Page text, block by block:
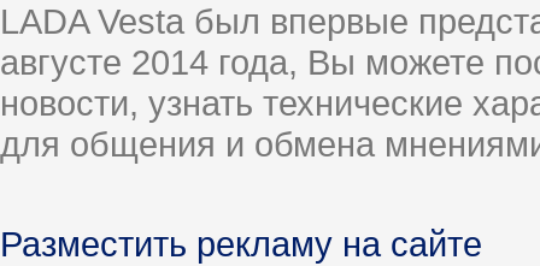
LADA Vesta был впервые
августе 2014 года, Вы можете
новости, узнать технические
для общения и обмена
Разместить рекламу на сайте